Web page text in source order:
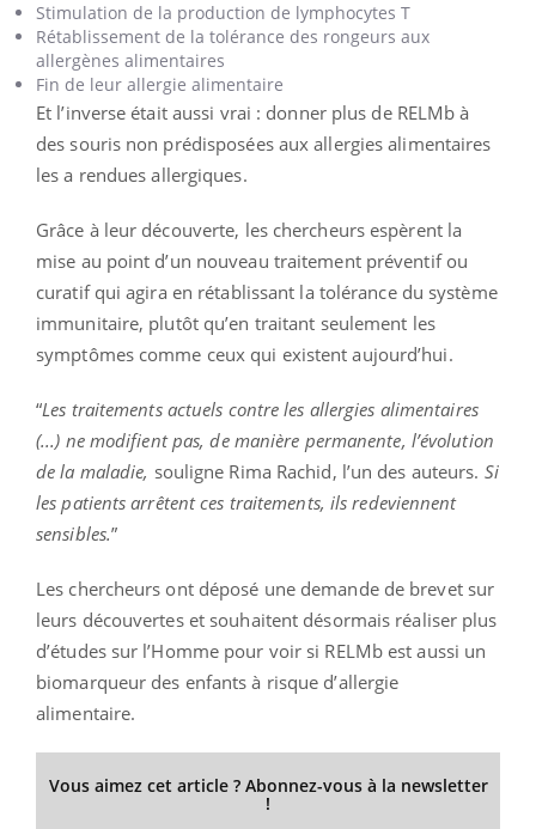
Stimulation de la production de lymphocytes T
Rétablissement de la tolérance des rongeurs aux
allergènes alimentaires
Fin de leur allergie alimentaire
Et l’inverse était aussi vrai : donner plus de RELMb à
des souris non prédisposées aux allergies alimentaires
les a rendues allergiques.
Grâce à leur découverte, les chercheurs espèrent la
mise au point d’un nouveau traitement préventif ou
curatif qui agira en rétablissant la tolérance du système
immunitaire, plutôt qu’en traitant seulement les
symptômes comme ceux qui existent aujourd’hui.
“Les traitements actuels contre les allergies alimentaires
(...) ne modifient pas, de manière permanente, l’évolution
de la maladie, souligne Rima Rachid, l’un des auteurs. Si
les patients arrêtent ces traitements, ils redeviennent
sensibles.”
Les chercheurs ont déposé une demande de brevet sur
leurs découvertes et souhaitent désormais réaliser plus
d’études sur l’Homme pour voir si RELMb est aussi un
biomarqueur des enfants à risque d’allergie
alimentaire.
Vous aimez cet article ? Abonnez-vous à la newsletter
!